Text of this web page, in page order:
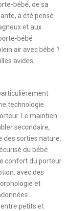
bébé, de sa
a été pensé
et aux
bébé
air avec bébé ?
avides
technologie
Le maintien
secondaire,
des sorties nature.
du bébé
confort du porteur
avec des
et
entre petits et